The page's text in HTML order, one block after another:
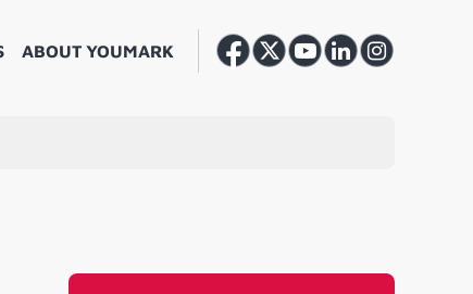
ABOUT YOUMARK